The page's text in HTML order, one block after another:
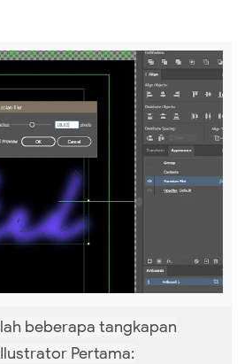
beberapa tangkapan
Ilustrator Pertama: